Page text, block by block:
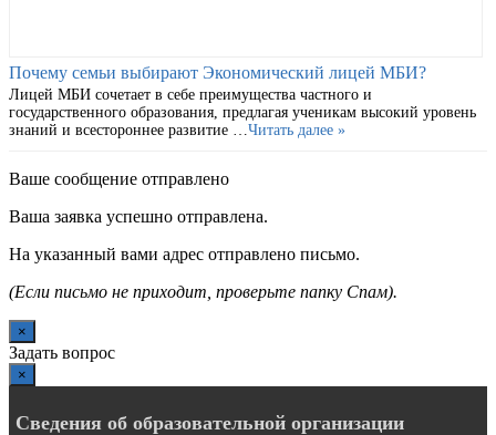
Почему семьи выбирают Экономический лицей МБИ?
Лицей МБИ сочетает в себе преимущества частного и
государственного образования, предлагая ученикам высокий уровень
знаний и всестороннее развитие … Читать далее »
Ваше сообщение отправлено
Ваша заявка успешно отправлена.
На указанный вами адрес отправлено письмо.
(Если письмо не приходит, проверьте папку Спам).
×
Задать вопрос
×
Сведения об образовательной организации